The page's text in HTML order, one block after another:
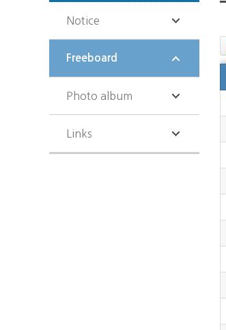
Notice
Freeboard
Photo album
Links